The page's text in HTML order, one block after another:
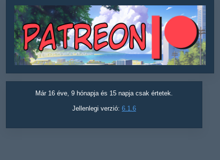
Már 16 éve, 9 hónapja és 15 napja csak értetek.
Jellenlegi verzió: 6.1.6